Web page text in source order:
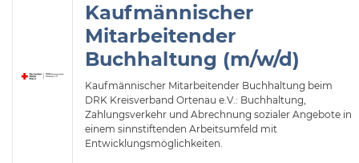
Kaufmännischer
Mitarbeitender
Buchhaltung (m/w/d)
Kaufmännischer Mitarbeitender Buchhaltung beim
DRK Kreisverband Ortenau e.V.: Buchhaltung,
Zahlungsverkehr und Abrechnung sozialer Angebote in
einem sinnstiftenden Arbeitsumfeld mit
Entwicklungsmöglichkeiten.